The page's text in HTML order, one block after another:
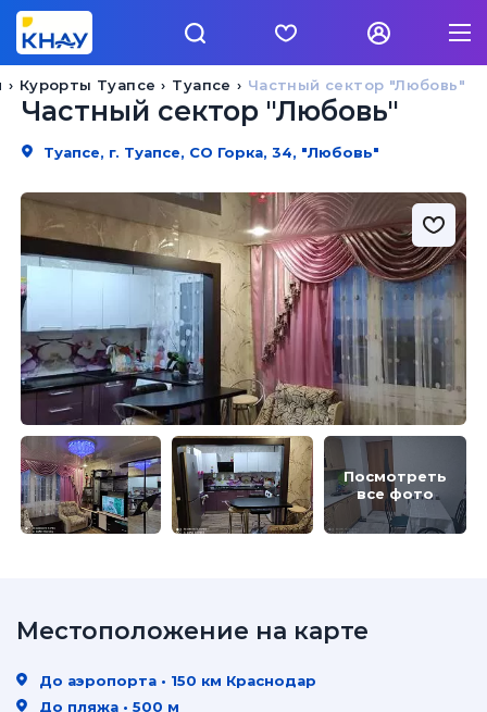
Частный сектор "Любовь"
Туапсе
Курорты Туапсе
Частный сектор "Любовь"
Туапсе, г. Туапсе, СО Горка, 34, "Любовь"
Посмотреть
все фото
Местоположение на карте
До аэропорта • 150 км Краснодар
До пляжа • 500 м